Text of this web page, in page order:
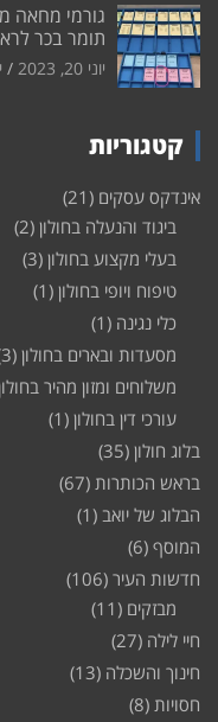
גורמי מחאה
תומר בכר
יוני 20, 2023
קטגוריות
אינדקס עסקים (21)
ביגוד והנעלה בחולון (2)
בעלי מקצוע בחולון (3)
טיפוח ויופי בחולון (1)
כלי נגינה (1)
מסעדות ובארים בחולון (3)
משלוחים ומזון מהיר
עורכי דין בחולון (1)
בלוג חולון (35)
בראש הכותרות (67)
הבלוג של יואב (1)
המוסף (6)
חדשות העיר (106)
מבזקים (11)
חיי לילה (27)
חינוך והשכלה (13)
חסויות (8)